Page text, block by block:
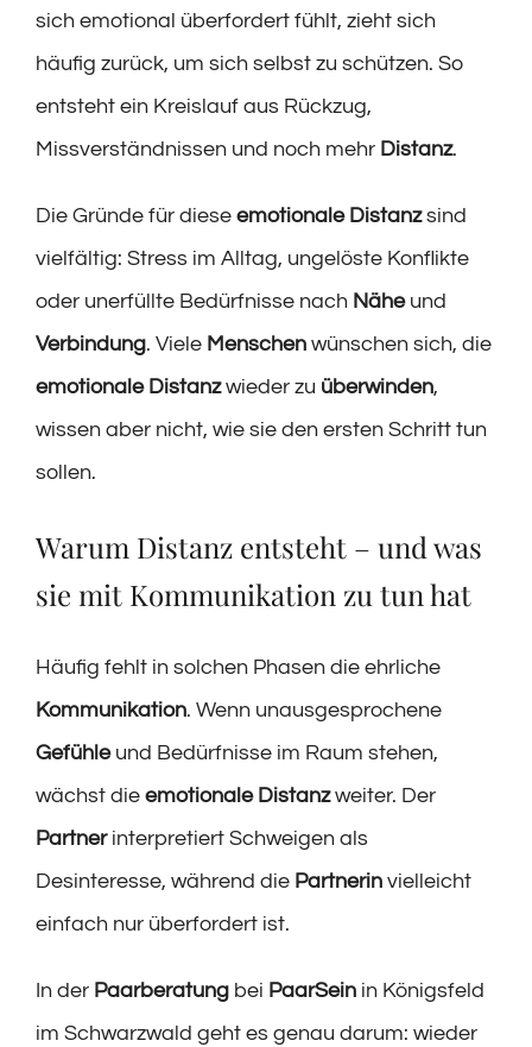
sich emotional überfordert fühlt, zieht sich
häufig zurück, um sich selbst zu schützen. So
entsteht ein Kreislauf aus Rückzug,
Missverständnissen und noch mehr Distanz.
Die Gründe für diese emotionale Distanzsind
vielfältig: Stress im Alltag, ungelöste Konflikte
oder unerfüllte Bedürfnisse nach Näheund
Verbindung. Viele Menschen wünschen sich, die
emotionale Distanzwieder zu überwinden,
wissen aber nicht, wie sie den ersten Schritt tun
sollen.
Warum Distanz entsteht – und was
sie mit Kommunikation zu tun hat
Häufig fehlt in solchen Phasen die ehrliche
Kommunikation. Wenn unausgesprochene
Gefühleund Bedürfnisse im Raum stehen,
wächst die emotionale Distanzweiter. Der
Partnerinterpretiert Schweigen als
Desinteresse, während die Partnerin vielleicht
einfach nur überfordert ist.
In der Paarberatung bei PaarSein in Königsfeld
im Schwarzwald geht es genau darum: wieder